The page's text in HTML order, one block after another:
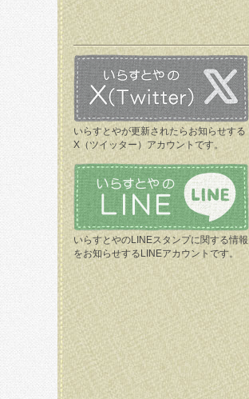
いらすとやが更新されたらお知らせする
X（ツイッター）アカウントです。
いらすとやのLINEスタンプに関する情報
をお知らせするLINEアカウントです。